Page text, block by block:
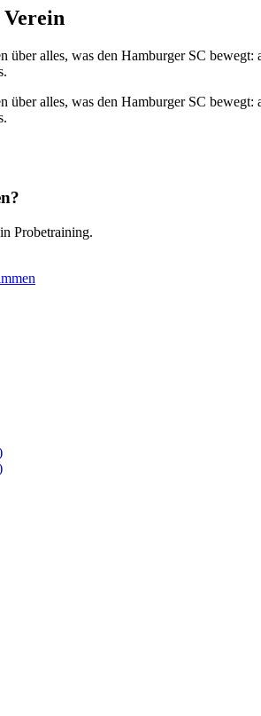
Verein
über alles, was den Hamburger SC bewegt:
über alles, was den Hamburger SC bewegt:
Probetraining.